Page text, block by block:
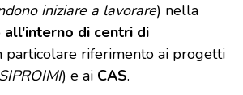
iniziare a lavorare) nella
all'interno di centri di
particolare riferimento ai progetti
) e ai CAS.